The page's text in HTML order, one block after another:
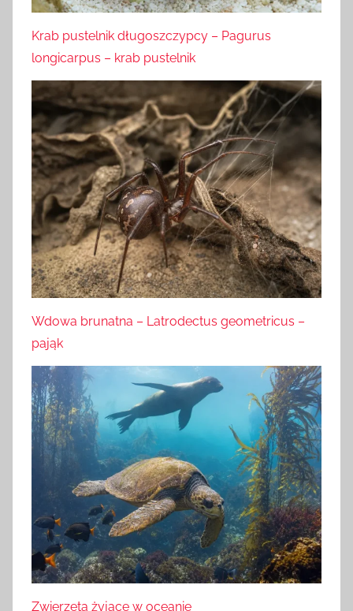
Krab pustelnik długoszczypcy – Pagurus
longicarpus – krab pustelnik
Wdowa brunatna – Latrodectus geometricus –
pająk
Zwierzęta żyjące w oceanie